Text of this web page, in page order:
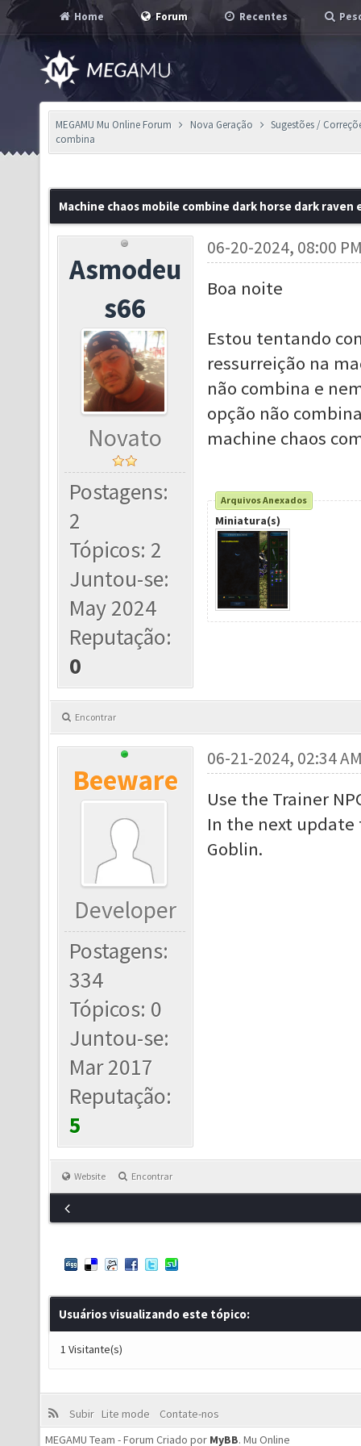
Home Forum Recentes
MEGAMU Mu Online Forum Nova Geração
Sugestões /
combina
Machine chaos mobile combine dark horse dark raven
Asmodeu
s66
Novato
Postagens:
2
Tópicos: 2
Juntou-se:
May 2024
Reputação:
0
06-20-2024, 08:00
Boa noite
Estou tentando
ressurreição na
não combina e
opção não
machine chaos
Arquivos Anexados
Miniatura(s)
Encontrar
Beeware
Developer
Postagens:
334
Tópicos: 0
Juntou-se:
Mar 2017
Reputação:
5
06-21-2024, 02:34
Use the Trainer
In the next update
Goblin.
Website Encontrar
Usuários visualizando este tópico:
1 Visitante(s)
Subir Lite mode
Contate-nos
MEGAMU Team - Forum Criado por MyBB. Mu Online